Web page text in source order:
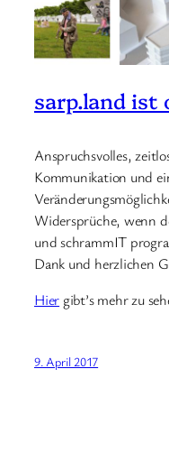
sarp.land ist
Anspruchsvolles,
Kommunikation und
Widersprüche, wenn
und schrammIT
Dank und herzlichen
Hier gibt’s mehr zu
9. April 2017